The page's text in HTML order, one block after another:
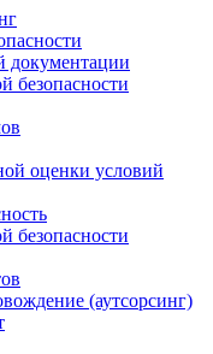
документации
безопасности
оценки условий
безопасности
(аутсорсинг)